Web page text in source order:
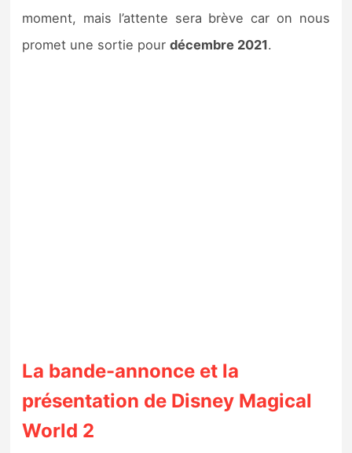
moment, mais l’attente sera brève car on nous
promet une sortie pourdécembre 2021.
La bande-annonce et la
présentation de Disney Magical
World 2